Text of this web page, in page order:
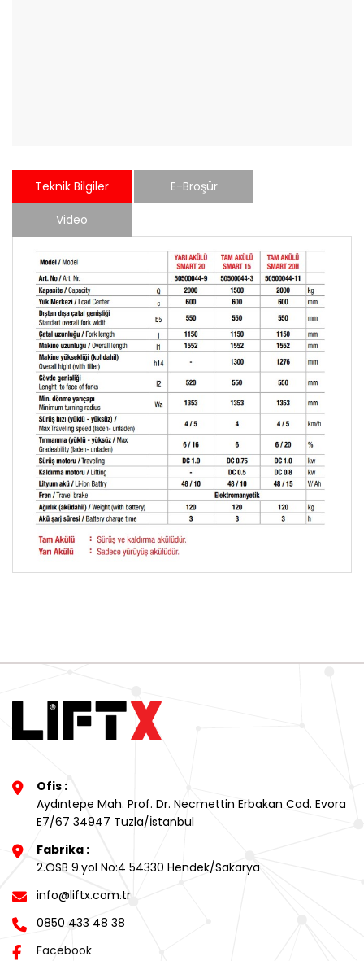
Teknik Bilgiler E-Broşür
Video
Ofis :
Aydıntepe Mah. Prof. Dr. Necmettin Erbakan Cad. Evora
E7/67 34947 Tuzla/İstanbul
Fabrika :
2.OSB 9.yol No:4 54330 Hendek/Sakarya
info@liftx.com.tr
0850 433 48 38
Facebook